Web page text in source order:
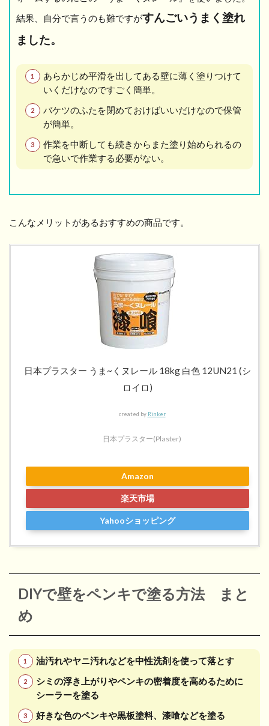
結果、自分で言うのも難ですがすんごいうまく塗れ
ました。
あらかじめ平滑を出してある壁に薄く塗りつけて
いくだけなのですごく簡単。
バケツのふたを閉めておけばいいだけなので保管
が簡単。
作業を中断しても続きからまた塗り始められるの
で急いで作業する必要がない。
こんなメリットがあるおすすめの商品です。
日本プラスター うま~くヌレール 18kg 白色 12UN21 (シ
ロイロ)
created by Rinker
日本プラスター(Plaster)
Amazon
楽天市場
Yahooショッピング
DIYで壁をペンキで塗る方法 まと
め
油汚れやヤニ汚れなどを中性洗剤を使って落とす
シミの浮き上がりやペンキの密着度を高めるために
シーラーを塗る
好きな色のペンキや黒板塗料、漆喰などを塗る